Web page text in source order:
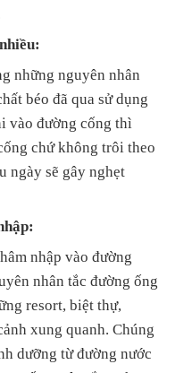
những nguyên nhân
béo đã qua sử dụng
vào đường cống thì
chứ không trôi theo
ngày sẽ gây nghẹt
nhập vào đường
nhân tắc đường ống
resort, biệt thự,
xung quanh. Chúng
dưỡng từ đường nước